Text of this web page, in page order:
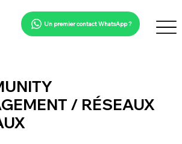
Un premier contact WhatsApp ?
/ RÉSEAUX